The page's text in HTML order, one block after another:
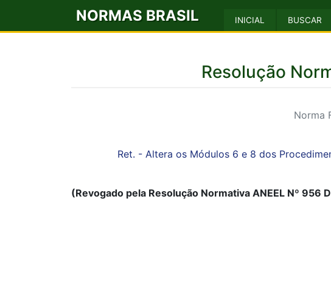
NORMAS BRASIL INICIAL BUSCAR
Resolução
Norma
Ret. - Altera os Módulos 6 e 8 dos
(Revogado pela Resolução Normativa ANEEL Nº